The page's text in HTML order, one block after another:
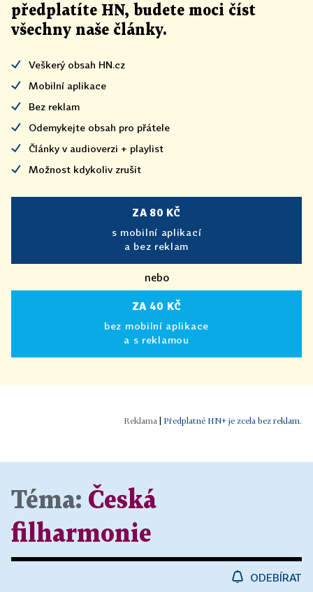
předplatíte HN, budete moci číst
všechny naše články.
Veškerý obsah HN.cz
Mobilní aplikace
Bez reklam
Odemykejte obsah pro přátele
Články v audioverzi + playlist
Možnost kdykoliv zrušit
ZA 80 KČ
s mobilní aplikací
a bez reklam
nebo
ZA 40 KČ
bez mobilní aplikace
a s reklamou
Předplatné HN+ je zcela bez reklam.
Téma: Česká
filharmonie
ODEBÍRAT